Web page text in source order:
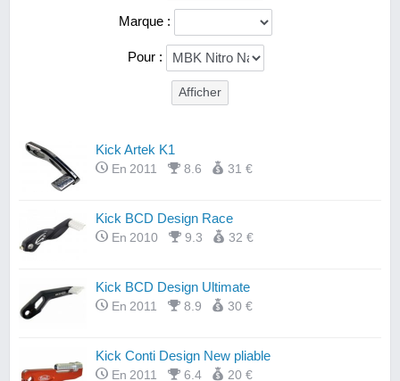
Marque :
Pour :
Kick Artek K1
En 2011 8.6 31 €
Kick BCD Design Race
En 2010 9.3 32 €
Kick BCD Design Ultimate
En 2011 8.9 30 €
Kick Conti Design New pliable
En 2011 6.4 20 €